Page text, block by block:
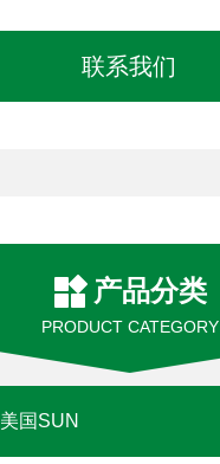
联系我们
产品分类
PRODUCT CATEGORY
美国SUN